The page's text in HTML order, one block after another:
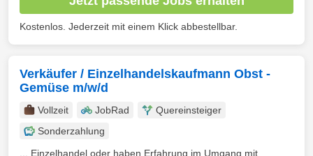
Kostenlos. Jederzeit mit einem Klick abbestellbar.
Verkäufer / Einzelhandelskaufmann Obst -
Gemüse m/w/d
Vollzeit JobRad
Quereinsteiger
Sonderzahlung
... Einzelhandel oder haben Erfahrung im Umgang mit